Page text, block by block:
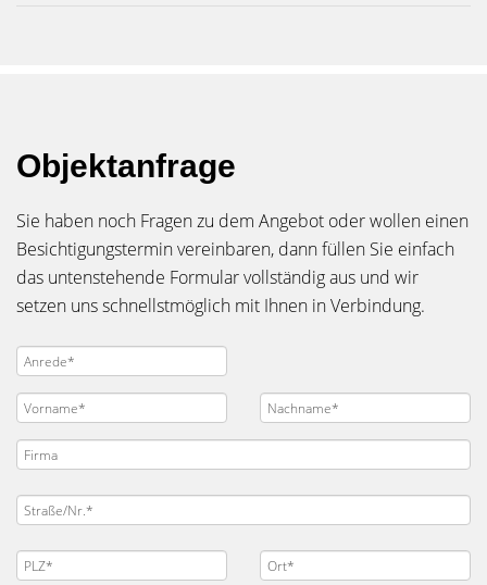
Objektanfrage
Sie haben noch Fragen zu dem Angebot oder wollen einen
Besichtigungstermin vereinbaren, dann füllen Sie einfach
das untenstehende Formular vollständig aus und wir
setzen uns schnellstmöglich mit Ihnen in Verbindung.